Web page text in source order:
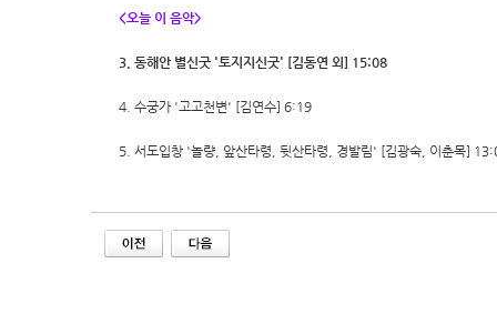
<오늘 이 음악>
3. 동해안 별신굿 '토지지신굿' [김동연 외] 15:08
4. 수궁가 '고고천변' [김연수] 6:19
5. 서도입창 '놀량, 앞산타령, 뒷산타령, 경발림' [김광숙, 이춘목]